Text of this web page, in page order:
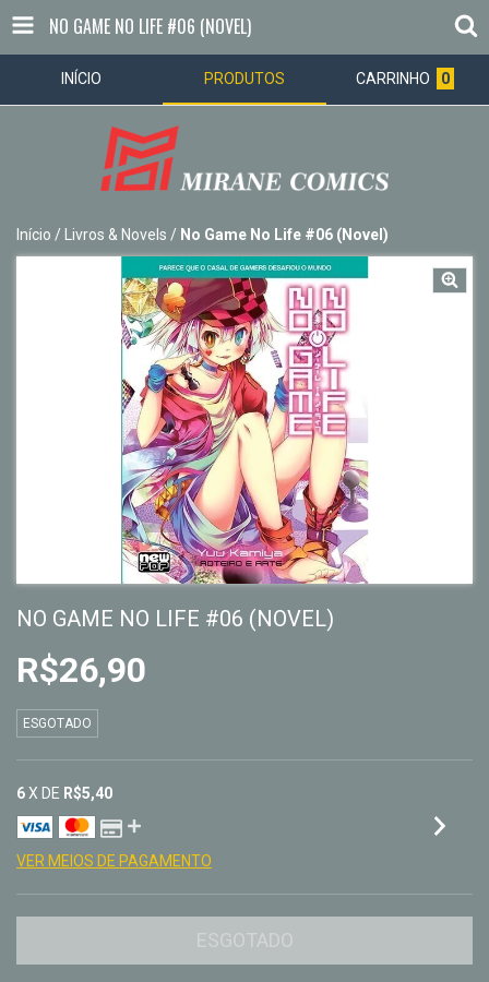
NO GAME NO LIFE #06 (NOVEL)
INÍCIO PRODUTOS CARRINHO 0
Início / Livros & Novels / No Game No Life #06 (Novel)
NO GAME NO LIFE #06 (NOVEL)
R$26,90
ESGOTADO
6X DE R$5,40
VER MEIOS DE PAGAMENTO